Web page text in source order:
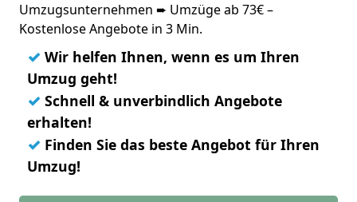
Umzugsunternehmen ➨ Umzüge ab 73€ –
Kostenlose Angebote in 3 Min.
✓ Wir helfen Ihnen, wenn es um Ihren
Umzug geht!
✓ Schnell & unverbindlich Angebote
erhalten!
✓ Finden Sie das beste Angebot für Ihren
Umzug!